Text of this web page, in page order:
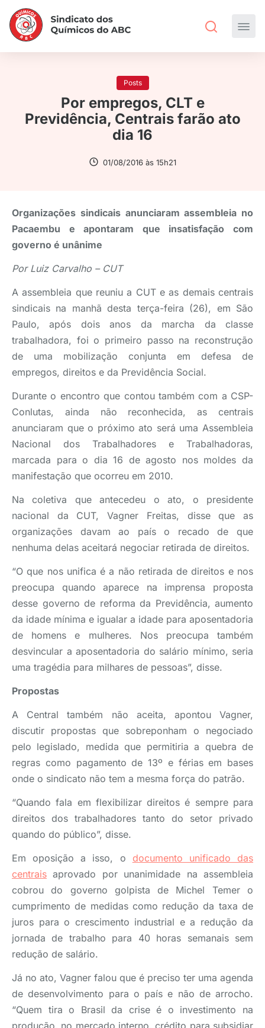
Posts
Por empregos, CLT e
Previdência, Centrais farão ato
dia 16
01/08/2016 às 15h21
Organizações sindicais anunciaram assembleia no
Pacaembu e apontaram que insatisfação com
governo é unânime
Por Luiz Carvalho – CUT
A assembleia que reuniu a CUT e as demais centrais
sindicais na manhã desta terça-feira (26), em São
Paulo, após dois anos da marcha da classe
trabalhadora, foi o primeiro passo na reconstrução
de uma mobilização conjunta em defesa de
empregos, direitos e da Previdência Social.
Durante o encontro que contou também com a CSP-
Conlutas, ainda não reconhecida, as centrais
anunciaram que o próximo ato será uma Assembleia
Nacional dos Trabalhadores e Trabalhadoras,
marcada para o dia 16 de agosto nos moldes da
manifestação que ocorreu em 2010.
Na coletiva que antecedeu o ato, o presidente
nacional da CUT, Vagner Freitas, disse que as
organizações davam ao país o recado de que
nenhuma delas aceitará negociar retirada de direitos.
“O que nos unifica é a não retirada de direitos e nos
preocupa quando aparece na imprensa proposta
desse governo de reforma da Previdência, aumento
da idade mínima e igualar a idade para aposentadoria
de homens e mulheres. Nos preocupa também
desvincular a aposentadoria do salário mínimo, seria
uma tragédia para milhares de pessoas”, disse.
Propostas
A Central também não aceita, apontou Vagner,
discutir propostas que sobreponham o negociado
pelo legislado, medida que permitiria a quebra de
regras como pagamento de 13º e férias em bases
onde o sindicato não tem a mesma força do patrão.
“Quando fala em flexibilizar direitos é sempre para
direitos dos trabalhadores tanto do setor privado
quando do público”, disse.
Em oposição a isso, o documento unificado das
centrais aprovado por unanimidade na assembleia
cobrou do governo golpista de Michel Temer o
cumprimento de medidas como redução da taxa de
juros para o crescimento industrial e a redução da
jornada de trabalho para 40 horas semanais sem
redução de salário.
Já no ato, Vagner falou que é preciso ter uma agenda
de desenvolvimento para o país e não de arrocho.
“Quem tira o Brasil da crise é o investimento na
produção, no mercado interno, crédito para subsidiar